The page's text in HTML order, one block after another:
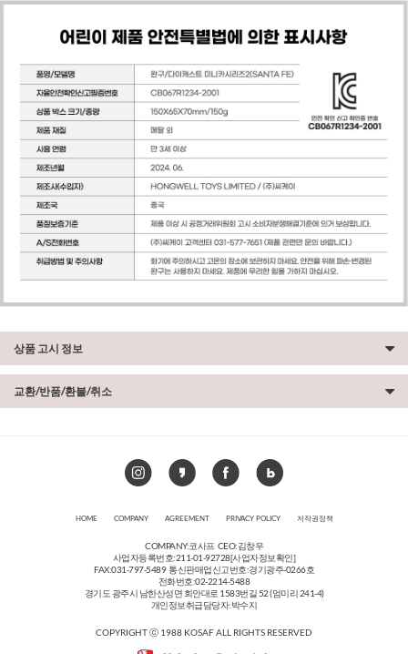
상품 고시 정보
교환/반품/환불/취소
HOME COMPANY AGREEMENT PRIVACY POLICY 저작권정책
COMPANY:코사프 CEO:김창우
사업자등록번호:211-01-92728[사업자정보확인]
FAX:031-797-5489 통신판매업신고번호:경기광주-0266호
전화번호:02-2214-5488
경기도 광주시 남한산성면 회안대로 1583번길 52 (엄미리 241-4)
개인정보취급담당자:박수지
COPYRIGHT ⓒ 1988 KOSAF ALL RIGHTS RESERVED